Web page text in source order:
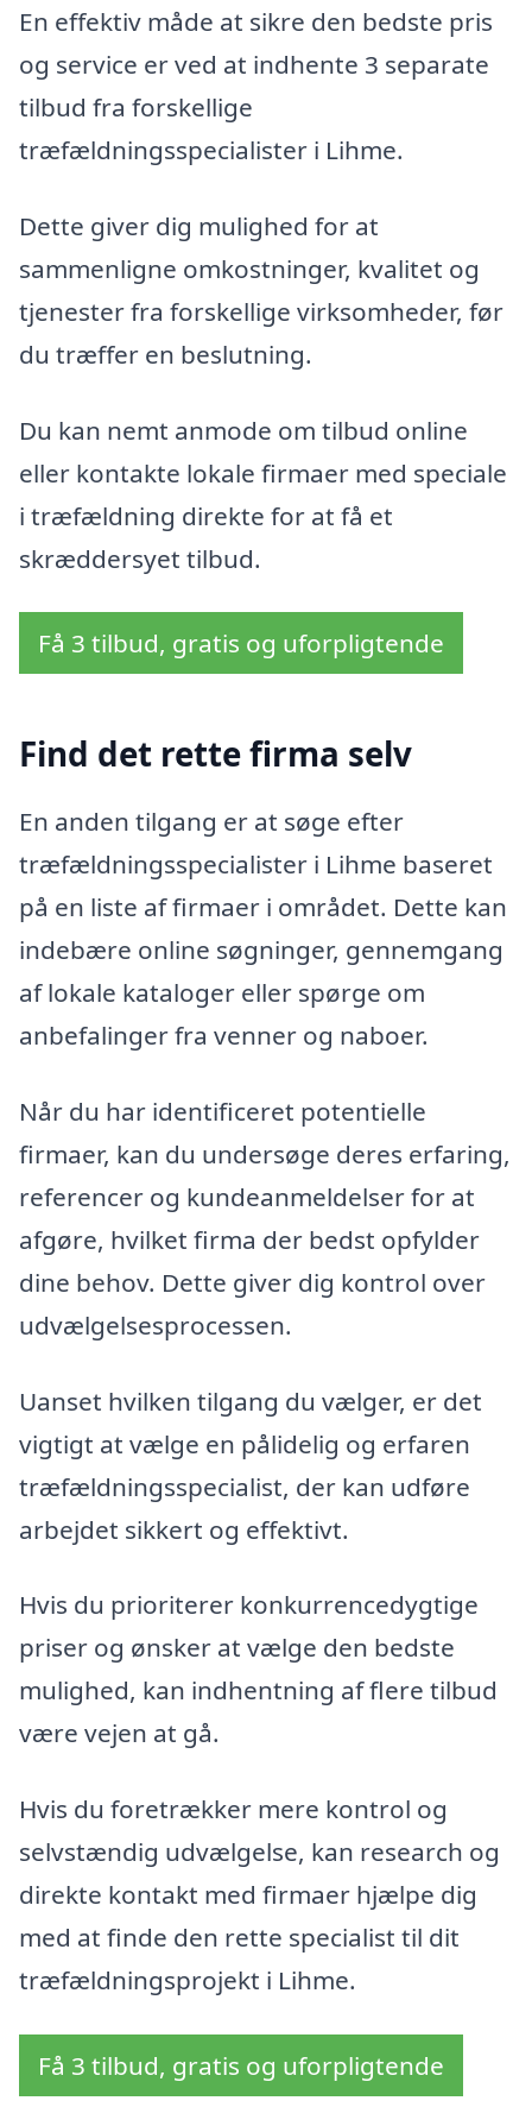
En effektiv måde at sikre den bedste pris
og service er ved at indhente 3 separate
tilbud fra forskellige
træfældningsspecialister i Lihme.
Dette giver dig mulighed for at
sammenligne omkostninger, kvalitet og
tjenester fra forskellige virksomheder, før
du træffer en beslutning.
Du kan nemt anmode om tilbud online
eller kontakte lokale firmaer med speciale
i træfældning direkte for at få et
skræddersyet tilbud.
Få 3 tilbud, gratis og uforpligtende
Find det rette firma selv
En anden tilgang er at søge efter
træfældningsspecialister i Lihme baseret
på en liste af firmaer i området. Dette kan
indebære online søgninger, gennemgang
af lokale kataloger eller spørge om
anbefalinger fra venner og naboer.
Når du har identificeret potentielle
firmaer, kan du undersøge deres erfaring,
referencer og kundeanmeldelser for at
afgøre, hvilket firma der bedst opfylder
dine behov. Dette giver dig kontrol over
udvælgelsesprocessen.
Uanset hvilken tilgang du vælger, er det
vigtigt at vælge en pålidelig og erfaren
træfældningsspecialist, der kan udføre
arbejdet sikkert og effektivt.
Hvis du prioriterer konkurrencedygtige
priser og ønsker at vælge den bedste
mulighed, kan indhentning af flere tilbud
være vejen at gå.
Hvis du foretrækker mere kontrol og
selvstændig udvælgelse, kan research og
direkte kontakt med firmaer hjælpe dig
med at finde den rette specialist til dit
træfældningsprojekt i Lihme.
Få 3 tilbud, gratis og uforpligtende